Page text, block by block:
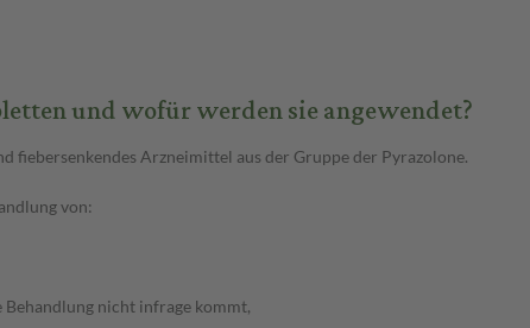
und wofür werden sie angewendet?
fiebersenkendes Arzneimittel aus der Gruppe der Pyrazolone.
von:
Behandlung nicht infrage kommt,